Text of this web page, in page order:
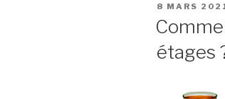
PUBLIÉ
8 MARS
étages